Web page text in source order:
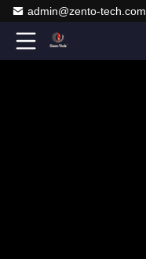
admin@zento-tech.com